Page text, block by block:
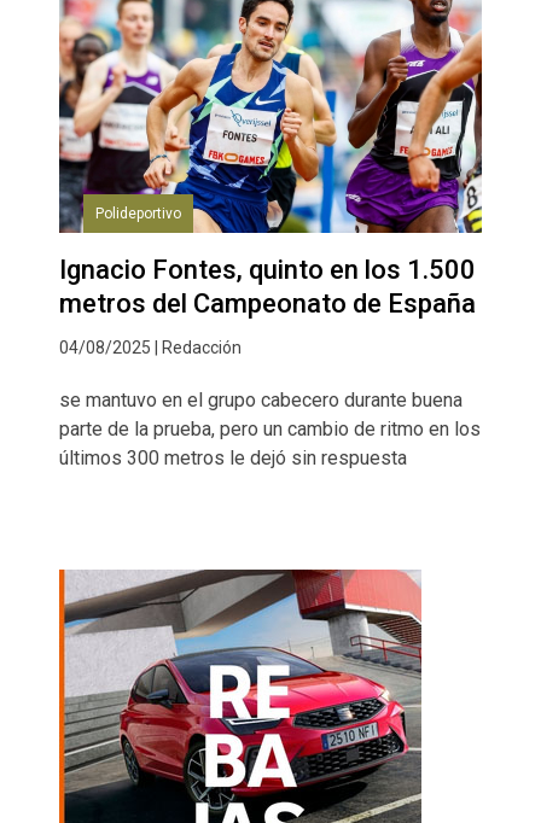
Polideportivo
Ignacio Fontes, quinto en los 1.500
metros del Campeonato de España
04/08/2025 | Redacción
se mantuvo en el grupo cabecero durante buena
parte de la prueba, pero un cambio de ritmo en los
últimos 300 metros le dejó sin respuesta